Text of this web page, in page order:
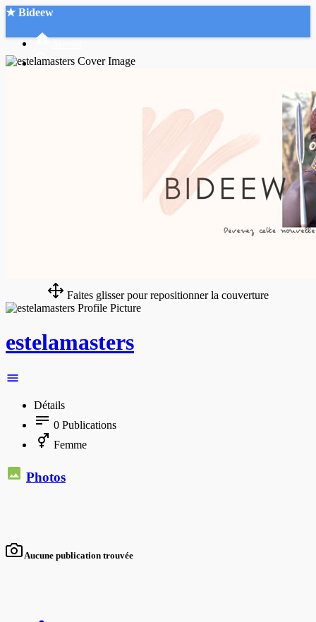
★ Bideew
Faites glisser pour repositionner la couverture
estelamasters
Détails
0 Publications
Femme
Photos
Aucune publication trouvée